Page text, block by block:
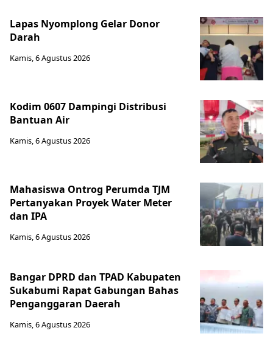
Lapas Nyomplong Gelar Donor
Darah
Kamis, 6 Agustus 2026
Kodim 0607 Dampingi Distribusi
Bantuan Air
Kamis, 6 Agustus 2026
Mahasiswa Ontrog Perumda TJM
Pertanyakan Proyek Water Meter
dan IPA
Kamis, 6 Agustus 2026
Bangar DPRD dan TPAD Kabupaten
Sukabumi Rapat Gabungan Bahas
Penganggaran Daerah
Kamis, 6 Agustus 2026